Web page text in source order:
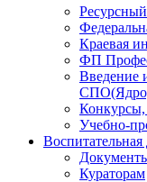
Краевая
ФП
Введение
Учебно-
Воспитательная
Кураторам